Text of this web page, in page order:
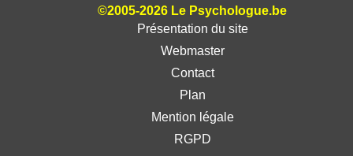
©2005-2026 Le Psychologue.be
Présentation du site
Webmaster
Contact
Plan
Mention légale
RGPD